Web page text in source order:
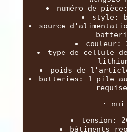
numéro de
style:
source
couleur:
type de cellule
poids de
batteries: 1 pile
: oui
tension:
bâtiments